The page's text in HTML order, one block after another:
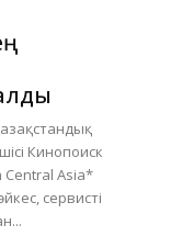
Кинопоиск
Central Asia*
сервисті